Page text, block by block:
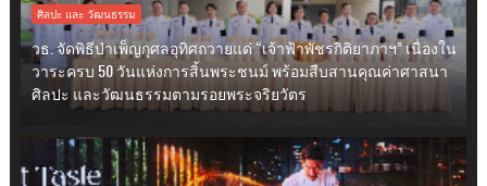
ศิลปะ และ วัฒนธรรม
วธ. จัดพิธีบำเพ็ญกุศลอุทิศถวายแด่ “เจ้าฟ้าพัชรกิติยาภาฯ” เนื่องใน
วาระครบ 50 วันแห่งการสิ้นพระชนม์ พร้อมสืบสานคุณค่าศาสนา
ศิลปะ และวัฒนธรรมตามรอยพระจริยวัตร